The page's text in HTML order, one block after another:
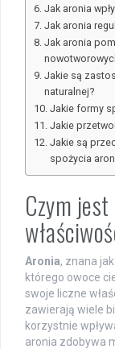
Jak aronia
Jak aronia
Jak aronia
Jakie są
naturalnej?
Jakie formy
Jakie
Jakie są
spożycia
Czym
Aronia, znana
którego owoce
swoje liczne
zawierają wiele
korzystnie
aronia zdobywa